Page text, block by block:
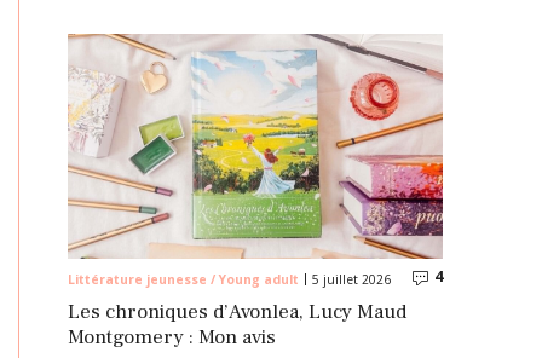
Littérature jeunesse / Young adult 5 juillet 2026 4
Les chroniques d’Avonlea, Lucy Maud
Montgomery : Mon avis